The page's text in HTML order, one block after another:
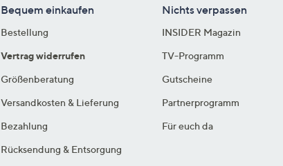
Bequem einkaufen
Bestellung
Vertrag widerrufen
Größenberatung
Versandkosten & Lieferung
Bezahlung
Rücksendung & Entsorgung
Nichts verpassen
INSIDER Magazin
TV-Programm
Gutscheine
Partnerprogramm
Für euch da